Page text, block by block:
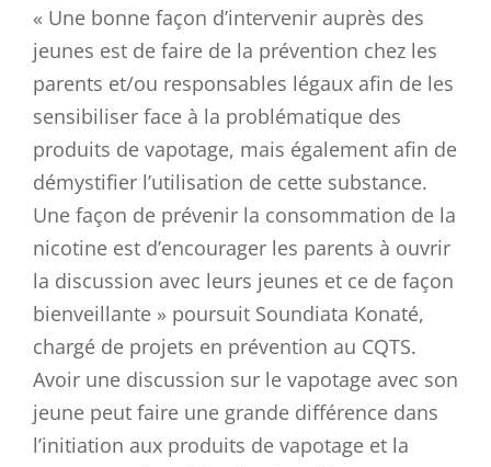
« Une bonne façon d’intervenir auprès des
jeunes est de faire de la prévention chez les
parents et/ou responsables légaux afin de les
sensibiliser face à la problématique des
produits de vapotage, mais également afin de
démystifier l’utilisation de cette substance.
Une façon de prévenir la consommation de la
nicotine est d’encourager les parents à ouvrir
la discussion avec leurs jeunes et ce de façon
bienveillante » poursuit Soundiata Konaté,
chargé de projets en prévention au CQTS.
Avoir une discussion sur le vapotage avec son
jeune peut faire une grande différence dans
l’initiation aux produits de vapotage et la